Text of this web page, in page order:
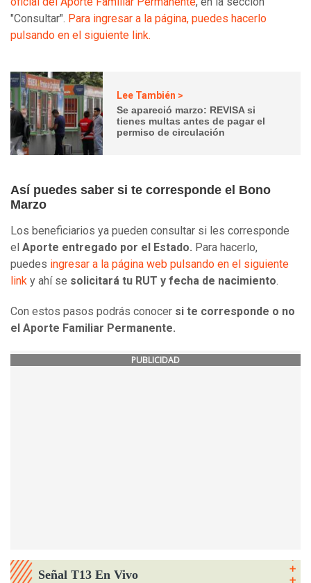
"Consultar". Para ingresar a la página, puedes hacerlo
pulsando en el siguiente link.
Lee También >
Se apareció marzo: REVISA si
tienes multas antes de pagar el
permiso de circulación
Así puedes saber si te corresponde el Bono
Marzo
Los beneficiarios ya pueden consultar si les corresponde
el Aporte entregado por el Estado. Para hacerlo,
puedes ingresar a la página web pulsando en el siguiente
link y ahí se solicitará tu RUT y fecha de nacimiento.
Con estos pasos podrás conocer si te corresponde o no
el Aporte Familiar Permanente.
PUBLICIDAD
Señal T13 En Vivo